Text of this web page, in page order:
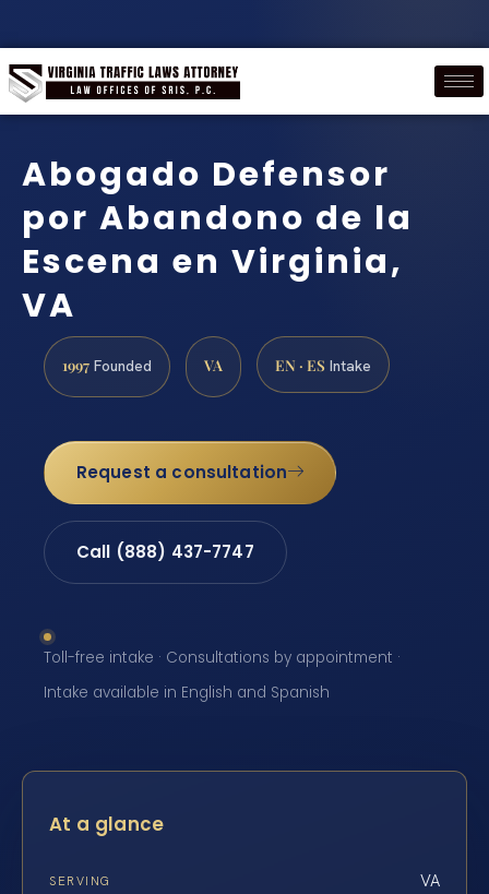
Abogado Defensor
por Abandono de la
Escena en Virginia,
VA
1997 Founded VA EN · ES Intake
Request a consultation
Call (888) 437-7747
Toll-free intake · Consultations by appointment ·
Intake available in English and Spanish
At a glance
SERVING VA